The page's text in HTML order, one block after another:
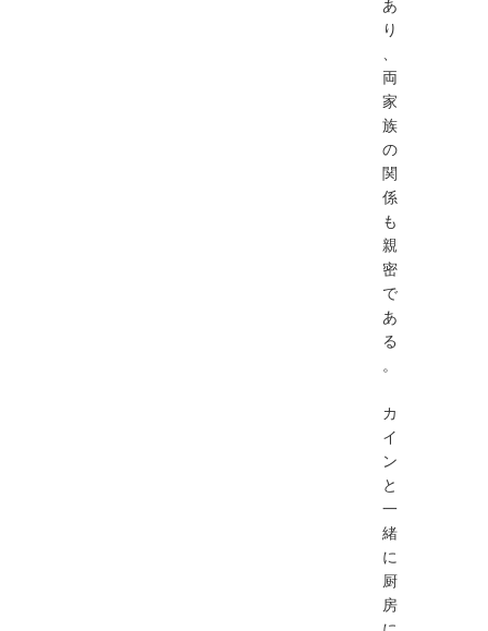
り
両
家
族
の
関
係
も
親
密
で
あ
る
。
カ
イ
ン
と
一
緒
に
厨
房